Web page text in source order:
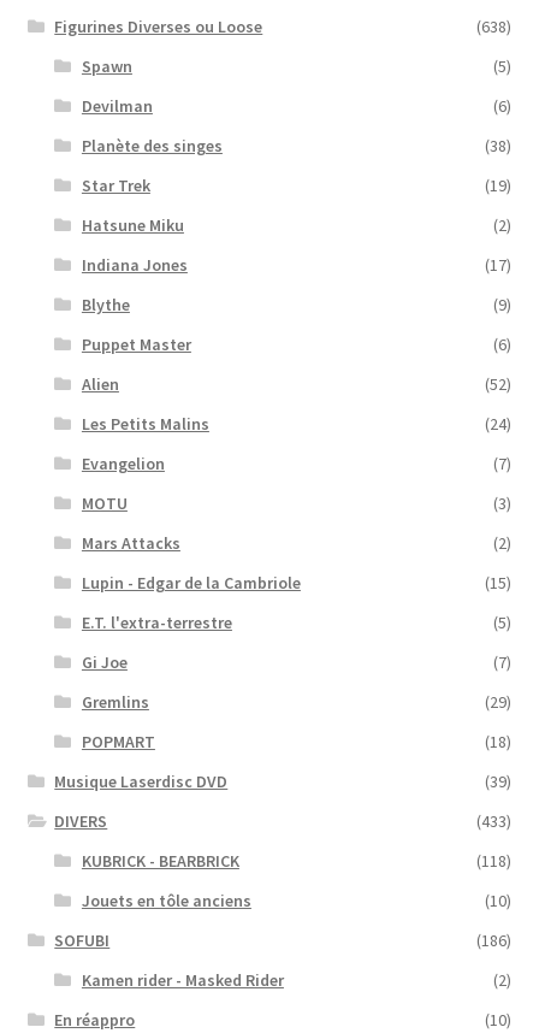
Figurines Diverses ou Loose
(638)
Spawn
(5)
Devilman
(6)
Planète des singes
(38)
Star Trek
(19)
Hatsune Miku
(2)
Indiana Jones
(17)
Blythe
(9)
Puppet Master
(6)
Alien
(52)
Les Petits Malins
(24)
Evangelion
(7)
MOTU
(3)
Mars Attacks
(2)
Lupin - Edgar de la Cambriole
(15)
E.T. l'extra-terrestre
(5)
Gi Joe
(7)
Gremlins
(29)
POPMART
(18)
Musique Laserdisc DVD
(39)
DIVERS
(433)
KUBRICK - BEARBRICK
(118)
Jouets en tôle anciens
(10)
SOFUBI
(186)
Kamen rider - Masked Rider
(2)
En réappro
(10)